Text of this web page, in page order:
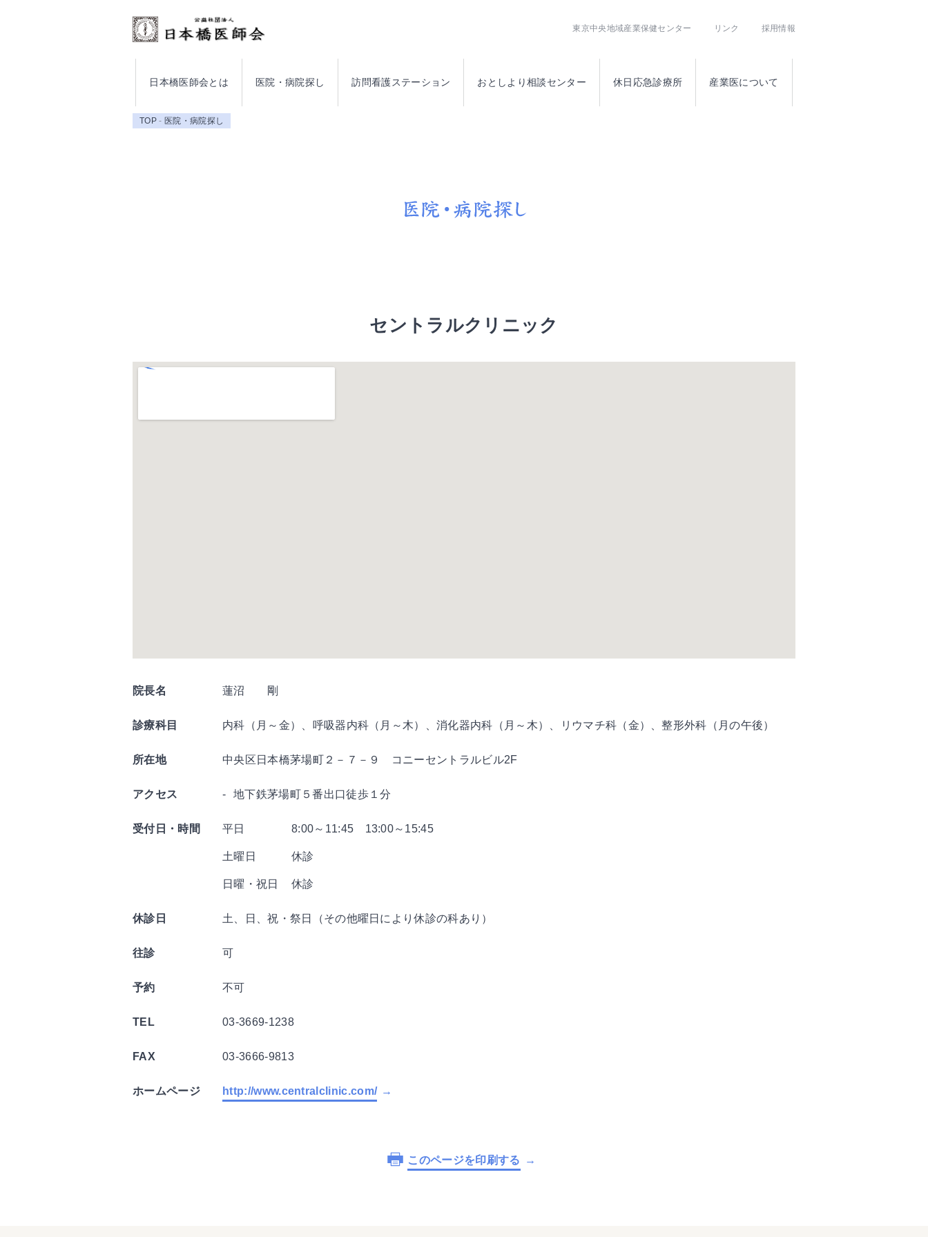
日本橋医師会とは 医院・病院探し 訪問看護ステーション おとしより相談センター 休日応急診療所 産業医について
東京中央地域産業保健センター リンク 採用情報
TOP 医院・病院探し
セントラルクリニック
院長名 蓮沼 剛
診療科目 内科（月～金）、呼吸器内科（月～木）、消化器内科（月～木）、リウマチ科（金）、整形外科（月の午後）
所在地 中央区日本橋茅場町２－７－９ コニーセントラルビル2F
アクセス 地下鉄茅場町５番出口徒歩１分
受付日・時間 平日 8:00～11:45 13:00～15:45
土曜日 休診
日曜・祝日 休診
休診日 土、日、祝・祭日（その他曜日により休診の科あり）
往診 可
予約 不可
TEL 03-3669-1238
FAX 03-3666-9813
ホームページ http://www.centralclinic.com/
このページを印刷する